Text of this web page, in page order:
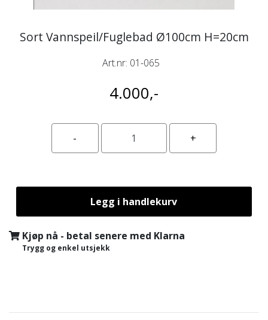
Sort Vannspeil/Fuglebad Ø100cm H=20cm
Art.nr: 01-065
4.000,-
Legg i handlekurv
Kjøp nå - betal senere med Klarna
Trygg og enkel utsjekk